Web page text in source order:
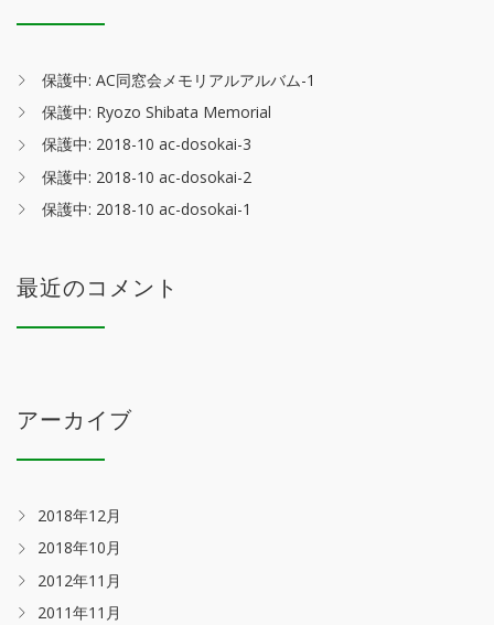
保護中: AC同窓会メモリアルアルバム-1
保護中: Ryozo Shibata Memorial
保護中: 2018-10 ac-dosokai-3
保護中: 2018-10 ac-dosokai-2
保護中: 2018-10 ac-dosokai-1
最近のコメント
アーカイブ
2018年12月
2018年10月
2012年11月
2011年11月